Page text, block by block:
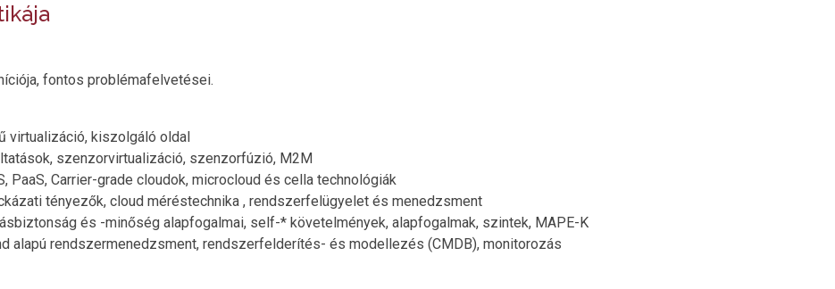
fontos problémafelvetései.
virtualizáció, kiszolgáló oldal
szenzorvirtualizáció, szenzorfúzió, M2M
PaaS, Carrier-grade cloudok, microcloud és cella technológiák
tényezők, cloud méréstechnika , rendszerfelügyelet és menedzsment
és -minőség alapfogalmai, self-* követelmények, alapfogalmak, szintek, MAPE-K
alapú rendszermenedzsment, rendszerfelderítés- és modellezés (CMDB), monitorozás